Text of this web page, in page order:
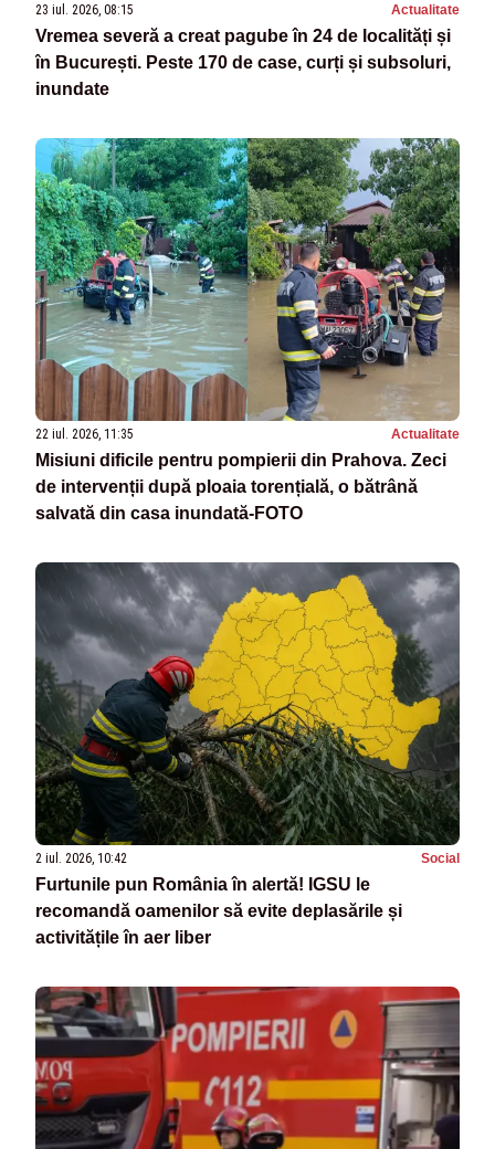
23 iul. 2026, 08:15 Actualitate
Vremea severă a creat pagube în 24 de localități și
în București. Peste 170 de case, curți și subsoluri,
inundate
22 iul. 2026, 11:35 Actualitate
Misiuni dificile pentru pompierii din Prahova. Zeci
de intervenții după ploaia torențială, o bătrână
salvată din casa inundată-FOTO
2 iul. 2026, 10:42 Social
Furtunile pun România în alertă! IGSU le
recomandă oamenilor să evite deplasările și
activitățile în aer liber